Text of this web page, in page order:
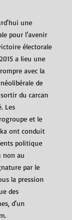
une
pour l'avenir
électorale
a lieu une
avec la
de
du carcan
Les
et le
ont conduit
politique
non au
par le
la pression
des
d'un